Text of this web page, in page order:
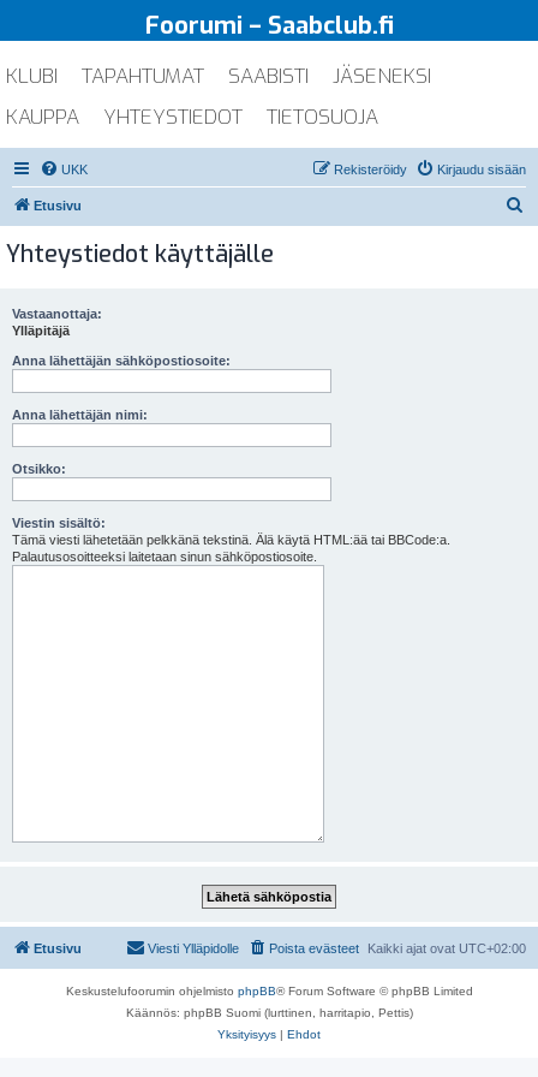
Foorumi – Saabclub.fi
KLUBI TAPAHTUMAT SAABISTI
JÄSENEKSI
KAUPPA
YHTEYSTIEDOT TIETOSUOJA
UKK Kirjaudu sisään
Rekisteröidy
Etusivu
Yhteystiedot käyttäjälle
Vastaanottaja:
Ylläpitäjä
Anna lähettäjän sähköpostiosoite:
Anna lähettäjän nimi:
Otsikko:
Viestin sisältö:
Tämä viesti lähetetään pelkkänä tekstinä. Älä käytä HTML:ää tai BBCode:a.
Palautusosoitteeksi laitetaan sinun sähköpostiosoite.
Etusivu Kaikki ajat ovat UTC+02:00
Poista evästeet
Viesti Ylläpidolle
Keskustelufoorumin ohjelmisto phpBB® Forum Software © phpBB Limited
Käännös: phpBB Suomi (lurttinen, harritapio, Pettis)
Yksityisyys | Ehdot